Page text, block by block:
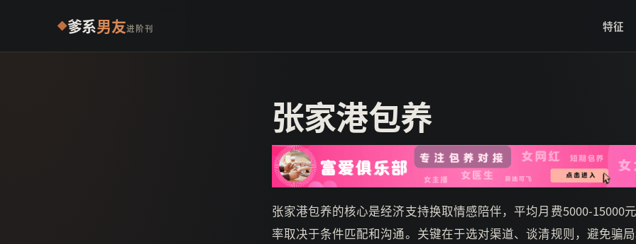
爹系男友进阶刊 特征
张家港包养
张家港包养的核心是经济支持换取情感陪伴，平均月费5000-15000
率取决于条件匹配和沟通。关键在于选对渠道、谈清规则，避免骗